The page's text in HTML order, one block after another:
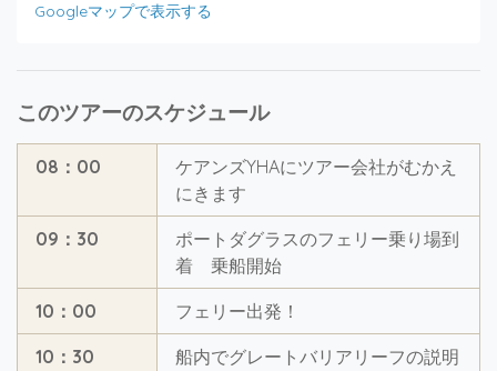
Googleマップで表示する
このツアーのスケジュール
08：00
ケアンズYHAにツアー会社がむかえ
にきます
09：30
ポートダグラスのフェリー乗り場到
着 乗船開始
10：00 フェリー出発！
10：30
船内でグレートバリアリーフの説明